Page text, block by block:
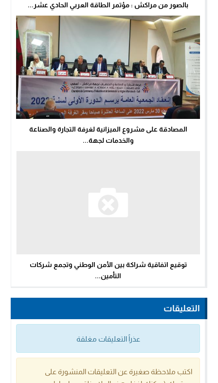
بالصور من مراكش : مؤتمر الطاقة العربي الحادي عشر...
المصادقة على مشروع الميزانية لغرفة التجارة والصناعة
والخدمات لجهة...
توقيع اتفاقية شراكة بين الأمن الوطني وتجمع شركات
التأمين...
التعليقات
عذراً التعليقات مغلقة
اكتب ملاحظة صغيرة عن التعليقات المنشورة على